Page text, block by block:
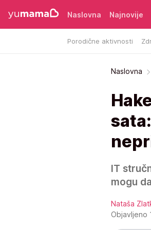
Naslovna Najnovije
Porodične aktivnosti
Naslovna
IT
mogu
Nataša
Objavljeno